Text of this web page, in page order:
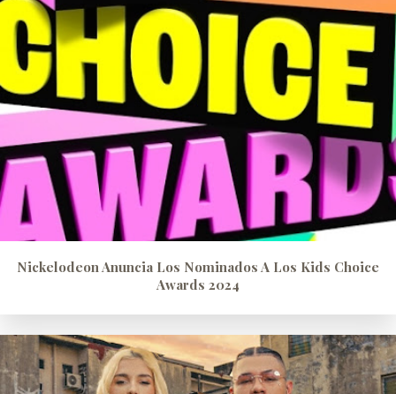
Nickelodeon Anuncia Los Nominados A Los Kids Choice
Awards 2024